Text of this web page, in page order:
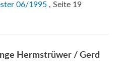
06/1995 , Seite 19
Hermstrüwer / Gerd